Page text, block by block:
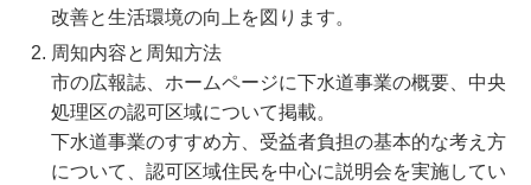
改善と生活環境の向上を図ります。
周知内容と周知方法
市の広報誌、ホームページに下水道事業の概要、中央
処理区の認可区域について掲載。
下水道事業のすすめ方、受益者負担の基本的な考え方
について、認可区域住民を中心に説明会を実施してい